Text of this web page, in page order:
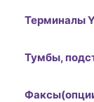
Терминалы
Тумбы,